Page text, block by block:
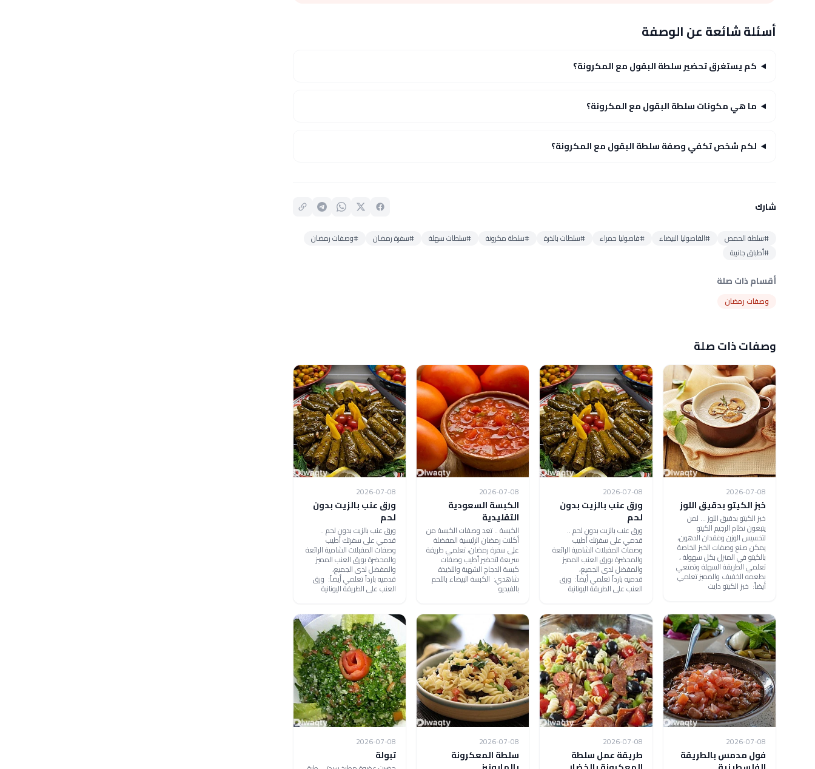
أسئلة شائعة عن الوصفة
كم يستغرق تحضير سلطة البقول مع المكرونة؟
ما هي مكونات سلطة البقول مع المكرونة؟
لكم شخص تكفي وصفة سلطة البقول مع المكرونة؟
شارك
#سلطة الحمص #الفاصوليا البيضاء #فاصوليا حمراء #سلطات بالذرة #سلطة مكرونة #سلطات سهلة #سفرة رمضان
#وصفات رمضان
#أطباق جانبية
أقسام ذات صلة
وصفات رمضان
وصفات ذات صلة
2026-07-08
خبز الكيتو بدقيق اللوز
خبز الكيتو بدقيق اللوز ... لمن
يتبعون نظام الرجيم الكيتو
لتخسيس الوزن وفقدان الدهون،
يمكن صنع وصفات الخبز الخاصة
بالكيتو في المنزل بكل سهولة ،
تعلمي الطريقة السهلة وتمتعي
بطعمه الخفيف والمميز تعلمي
أيضاً: خبز الكيتو دايت
2026-07-08
ورق عنب بالزيت بدون
لحم
ورق عنب بالزيت بدون لحم ..
قدمي على سفرتك أطيب
وصفات المقبلات الشامية الرائعة
والمحضرة بورق العنب المميز
والمفضل لدى الجميع،
قدميه بارداً تعلمي أيضاً: ورق
العنب على الطريقة اليونانية
2026-07-08
الكبسة السعودية
التقليدية
الكبسة .. تعد وصفات الكبسة من
أكلات رمضان الرئيسية المفضلة
على سفرة رمضان، تعلمي طريقة
سريعة لتحضير أطيب وصفات
كبسة الدجاج الشهية واللذيذة
شاهدي: الكبسة البيضاء باللحم
بالفيديو
2026-07-08
ورق عنب بالزيت بدون
لحم
ورق عنب بالزيت بدون لحم ..
قدمي على سفرتك أطيب
وصفات المقبلات الشامية الرائعة
والمحضرة بورق العنب المميز
والمفضل لدى الجميع،
قدميه بارداً تعلمي أيضاً: ورق
العنب على الطريقة اليونانية
2026-07-08
فول مدمس بالطريقة
2026-07-08
طريقة عمل سلطة
2026-07-08
سلطة المعكرونة
2026-07-08
تبولة